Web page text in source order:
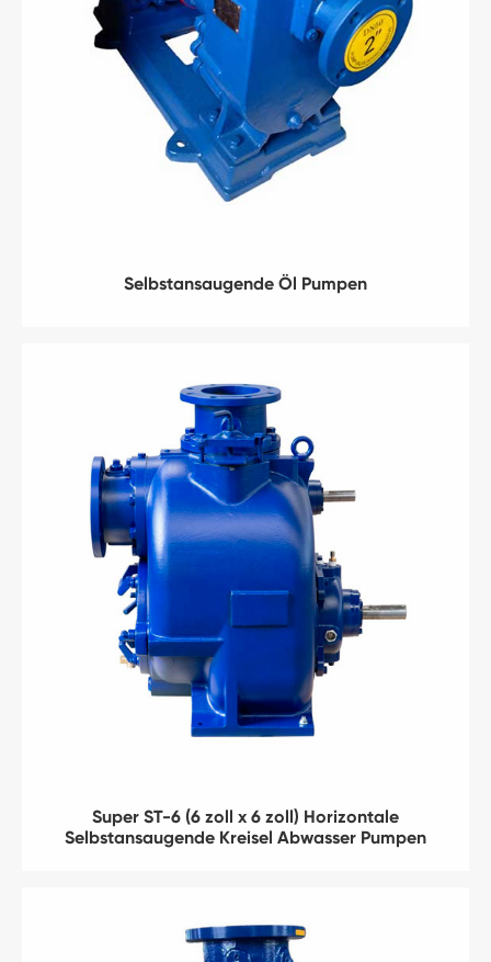
Selbstansaugende Öl Pumpen
Super ST-6 (6 zoll x 6 zoll) Horizontale
Selbstansaugende Kreisel Abwasser Pumpen